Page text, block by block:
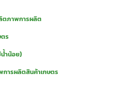
ตภาพการผลิต
ร
ำน้อย)
การผลิตสินค้าเกษตร